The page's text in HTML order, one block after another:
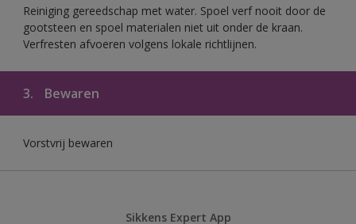
Reiniging gereedschap met water. Spoel verf nooit door de
gootsteen en spoel materialen niet uit onder de kraan.
Verfresten afvoeren volgens lokale richtlijnen.
3. Bewaren
Vorstvrij bewaren
Sikkens Expert App